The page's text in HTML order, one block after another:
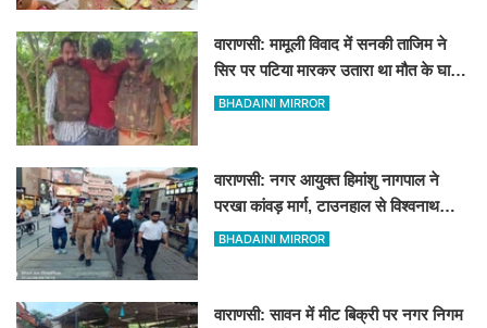
वाराणसी: मामूली विवाद में सनकी ताजिम ने
सिर पर पटिया मारकर उतारा था मौत के घाट,
पत्नी रहती है मायके, जानें पूरा घटनाक्रम
BHADAINI MIRROR
वाराणसी: नगर आयुक्त हिमांशु नागपाल ने
परखा कांवड़ मार्ग, टाउनहाल से विश्वनाथ
मंदिर तक किया पैदल और गोल्फ कार्ट से
BHADAINI MIRROR
वाराणसी: सावन में मीट बिक्री पर नगर निगम